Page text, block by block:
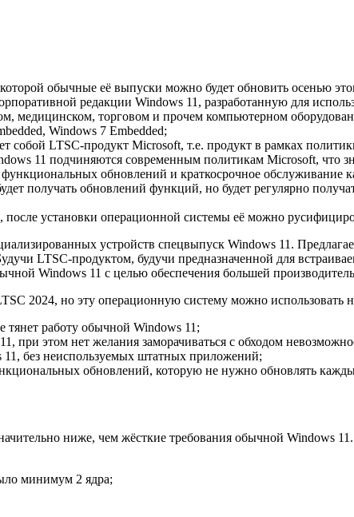
обычные её выпуски можно будет обновить осенью
редакции Windows 11, разработанную для
медицинском, торговом и прочем компьютерном
Windows 7 Embedded;
собой LTSC-продукт Microsoft, т.е. продукт в рамках
11 подчиняются современным политикам Microsoft, что
обновлений и краткосрочное обслуживание
получать обновлений функций, но будет регулярно
после установки операционной системы её можно
устройств спецвыпуск Windows 11.
LTSC-продуктом, будучи предназначенной для
Windows 11 с целью обеспечения большей
2024, но эту операционную систему можно использовать
работу обычной Windows 11;
при этом нет желания заморачиваться с обходом
без неиспользуемых штатных приложений;
обновлений, которую не нужно обновлять
ниже, чем жёсткие требования обычной Windows
минимум 2 ядра;